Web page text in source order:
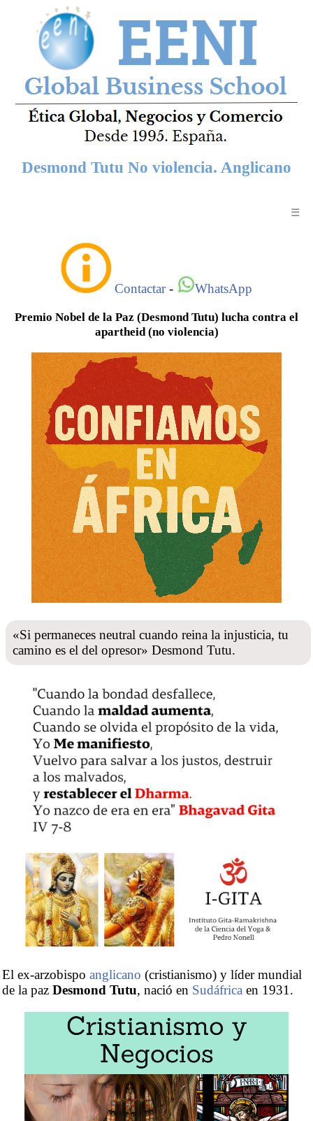
Desmond Tutu No violencia. Anglicano
☰
Contactar- WhatsApp
Premio Nobel de la Paz (Desmond Tutu) lucha contra el
apartheid (no violencia)
«Si permaneces neutral cuando reina la injusticia, tu
camino es el del opresor» Desmond Tutu.
El ex-arzobispo anglicano (cristianismo) y líder mundial
de la paz Desmond Tutu, nació en Sudáfrica en 1931.